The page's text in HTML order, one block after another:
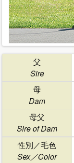
父
Sire
母
Dam
母父
Sire of Dam
性別／毛色
Sex／Color